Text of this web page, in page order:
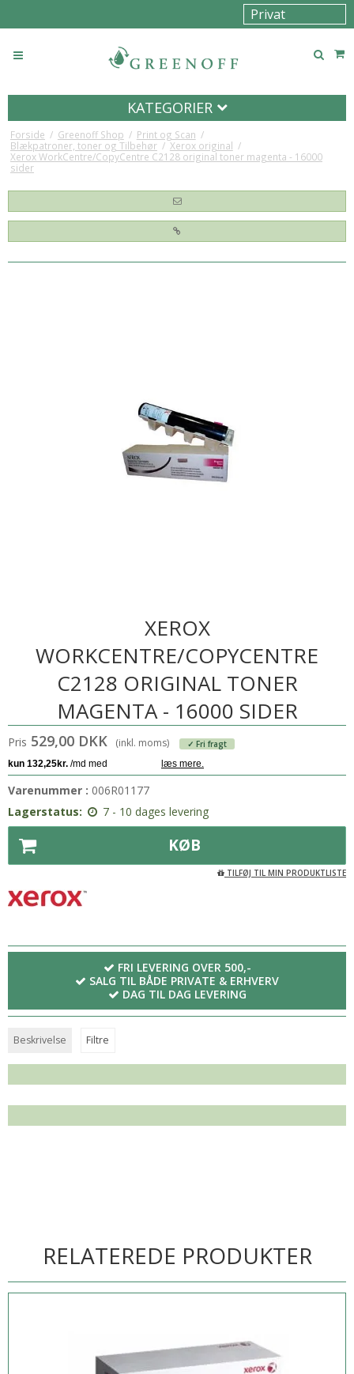
KATEGORIER
Forside / Greenoff Shop / Print og Scan /
Blækpatroner, toner og Tilbehør / Xerox original /
Xerox WorkCentre/CopyCentre C2128 original toner magenta - 16000
sider
XEROX
WORKCENTRE/COPYCENTRE
C2128 ORIGINAL TONER
MAGENTA - 16000 SIDER
Pris 529,00 DKK (inkl. moms) ✓ Fri fragt
Varenummer : 006R01177
Lagerstatus:
7 - 10 dages levering
KØB
TILFØJ TIL MIN PRODUKTLISTE
FRI LEVERING OVER 500,-
SALG TIL BÅDE PRIVATE & ERHVERV
DAG TIL DAG LEVERING
Beskrivelse Filtre
RELATEREDE PRODUKTER